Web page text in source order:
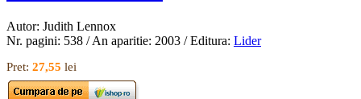
Autor: Judith Lennox
Nr. pagini: 538 / An aparitie: 2003 / Editura: Lider
Pret: 27,55 lei